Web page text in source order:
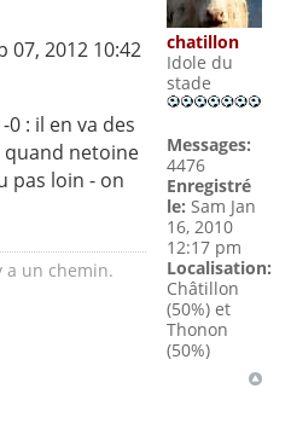
07, 2012 10:42
0 : il en va des
quand netoine
pas loin - on
a un chemin.
chatillon
Idole du
stade
Messages:
4476
Enregistré
le: Sam Jan
16, 2010
12:17 pm
Localisation:
Châtillon
(50%) et
Thonon
(50%)